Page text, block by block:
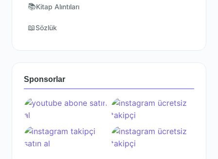
📚Kitap Alıntıları
📖Sözlük
Sponsorlar